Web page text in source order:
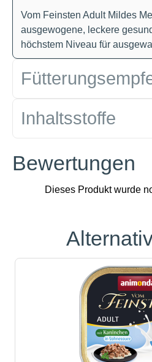
Vom Feinsten Adult Mildes
ausgewogene, leckere
höchstem Niveau für
Inhaltsstoffe
Bewertungen
Produktgalerie überspringen